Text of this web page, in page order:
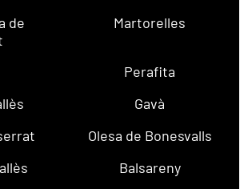
de
Martorelles
Perafita
Gavà
Olesa de Bonesvalls
Balsareny